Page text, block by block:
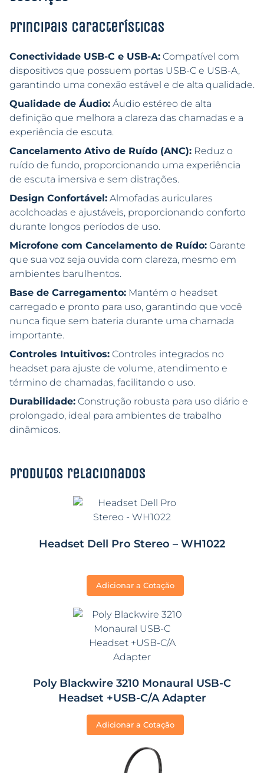
Principais características
Conectividade USB-C e USB-A: Compatível com
dispositivos que possuem portas USB-C e USB-A,
garantindo uma conexão estável e de alta qualidade.
Qualidade de Áudio: Áudio estéreo de alta
definição que melhora a clareza das chamadas e a
experiência de escuta.
Cancelamento Ativo de Ruído (ANC): Reduz o
ruído de fundo, proporcionando uma experiência
de escuta imersiva e sem distrações.
Design Confortável: Almofadas auriculares
acolchoadas e ajustáveis, proporcionando conforto
durante longos períodos de uso.
Microfone com Cancelamento de Ruído: Garante
que sua voz seja ouvida com clareza, mesmo em
ambientes barulhentos.
Base de Carregamento: Mantém o headset
carregado e pronto para uso, garantindo que você
nunca fique sem bateria durante uma chamada
importante.
Controles Intuitivos: Controles integrados no
headset para ajuste de volume, atendimento e
término de chamadas, facilitando o uso.
Durabilidade: Construção robusta para uso diário e
prolongado, ideal para ambientes de trabalho
dinâmicos.
Produtos relacionados
Headset Dell Pro Stereo – WH1022
Adicionar a Cotação
Poly Blackwire 3210 Monaural USB-C
Headset +USB-C/A Adapter
Adicionar a Cotação